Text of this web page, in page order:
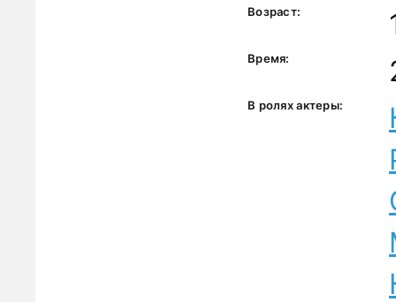
Возраст:
Время:
В ролях актеры: